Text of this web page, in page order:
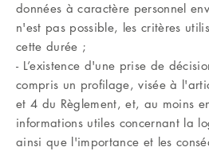
données à caractère personnel
n'est pas possible, les critères
cette durée ;
- L’existence d'une prise de
compris un profilage, visée à
et 4 du Règlement, et, au moins
informations utiles concernant la
ainsi que l'importance et les